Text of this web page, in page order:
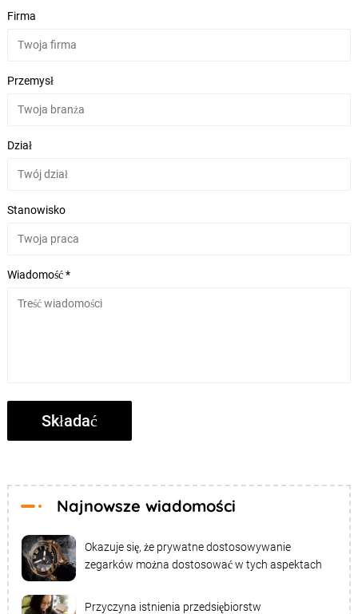
Firma
Przemysł
Dział
Stanowisko
Wiadomość *
Najnowsze wiadomości
Okazuje się, że prywatne dostosowywanie
zegarków można dostosować w tych aspektach
Przyczyna istnienia przedsiębiorstw